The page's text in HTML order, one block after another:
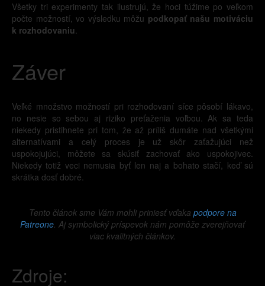
Všetky tri experimenty tak ilustrujú, že hoci túžime po veľkom
počte možností, vo výsledku môžu podkopať našu motiváciu
k rozhodovaniu.
Záver
Veľké množstvo možností pri rozhodovaní síce pôsobí lákavo,
no nesie so sebou aj riziko preťaženia voľbou. Ak sa teda
niekedy pristihnete pri tom, že až príliš dumáte nad všetkými
alternatívami a celý proces je už skôr zaťažujúci než
uspokojujúci, môžete sa skúsiť zachovať ako uspokojivec.
Niekedy totiž veci nemusia byť len naj a bohato stačí, keď sú
skrátka dosť dobré.
Tento článok sme Vám mohli priniesť vďaka podpore na
Patreone. Aj symbolický príspevok nám pomôže zverejňovať
viac kvalitných článkov.
Zdroje: